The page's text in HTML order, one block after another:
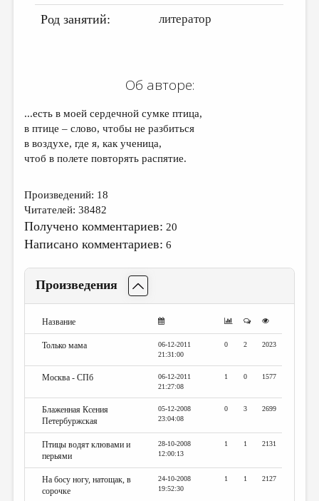
ДЕТСКАЯ КОМНАТА
ОБЪЯВЛЕНИЯ
КОЛОНКА РЕДАКТОРА
ОТ РЕДАКЦИИ
МАЛАЯ ПРОЗА
ЭССЕИСТИКА
ЛИТЕРАТУРОВЕДЕНИЕ
КУЛЬТУРОВЕДЕНИЕ
ПУБЛИЦИСТИКА
РЕЦЕНЗИРОВАНИЕ
ЦИКЛЫ ПУБЛИКАЦИЙ
ТРЕДИАКОВСКИЙ
МЕДИА
ВКОНТАКТЕ
Род занятий: литератор
Об авторе:
...есть в моей сердечной сумке птица,
в птице – слово, чтобы не разбиться
в воздухе, где я, как ученица,
чтоб в полете повторять распятие.
Произведений: 18
Читателей: 38482
Получено комментариев: 20
Написано комментариев: 6
Произведения
Название
Только мама
06-12-2011
21:31:00
0 2 2023
Москва - СПб
06-12-2011
21:27:08
1 0 1577
Блаженная Ксения
Петербуржская
05-12-2008
23:04:08
0 3 2699
Птицы водят клювами и
перьями
28-10-2008
12:00:13
1 1 2131
На босу ногу, натощак, в
сорочке
24-10-2008
19:52:30
1 1 2127